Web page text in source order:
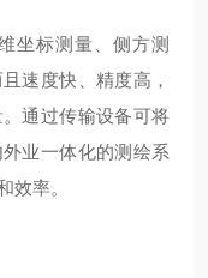
坐标测量、侧方测
速度快、精度高，
通过传输设备可将
业一体化的测绘系
效率。